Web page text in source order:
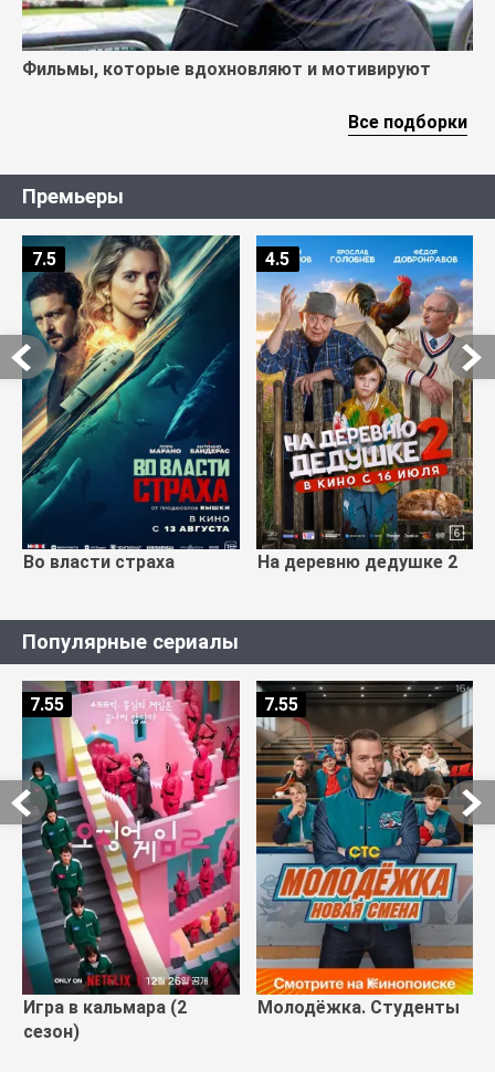
Фильмы, которые вдохновляют и мотивируют
Все подборки
Премьеры
Во власти страха
7.5
На деревню дедушке 2
4.5
Популярные сериалы
Игра в кальмара (2
сезон)
7.55
Молодёжка. Студенты
7.55